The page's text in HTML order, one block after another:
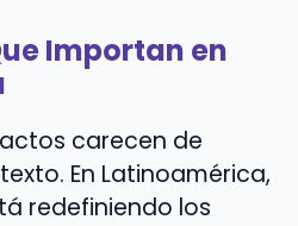
Importan en
carecen de
En Latinoamérica,
redefiniendo los